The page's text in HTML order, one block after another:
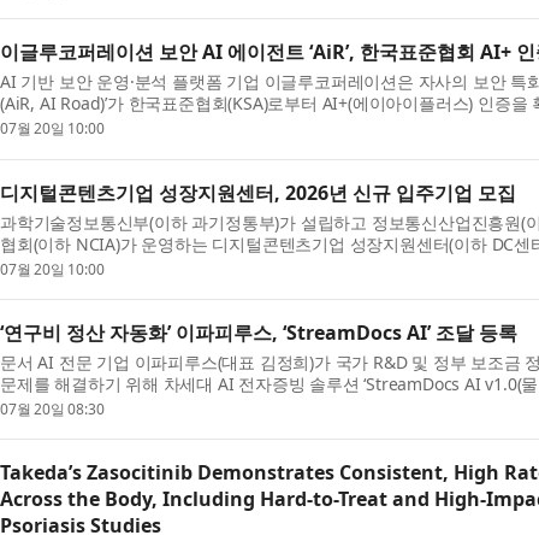
이글루코퍼레이션 보안 AI 에이전트 ‘AiR’, 한국표준협회 AI+
AI 기반 보안 운영·분석 플랫폼 기업 이글루코퍼레이션은 자사의 보안 특
(AiR, AI Road)’가 한국표준협회(KSA)로부터 AI+(에이아이플러스) 인증
준협회에서 AI 기능의 품질 및 신뢰성이 검증된 제품...
07월 20일 10:00
디지털콘텐츠기업 성장지원센터, 2026년 신규 입주기업 모집
과학기술정보통신부(이하 과기정통부)가 설립하고 정보통신산업진흥원(
협회(이하 NCIA)가 운영하는 디지털콘텐츠기업 성장지원센터(이하 DC
모집한다고 밝혔다. DC센터는 유망 디지털콘텐츠 중소기...
07월 20일 10:00
‘연구비 정산 자동화’ 이파피루스, ‘StreamDocs AI’ 조달 등록
문서 AI 전문 기업 이파피루스(대표 김정희)가 국가 R&D 및 정부 보조금
문제를 해결하기 위해 차세대 AI 전자증빙 솔루션 ‘StreamDocs AI v1.0(
청 디지털서비스몰에 공식 등록하고 공공 시장 공...
07월 20일 08:30
Takeda’s Zasocitinib Demonstrates Consistent, High
Across the Body, Including Hard-to-Treat and High-
Psoriasis Studies